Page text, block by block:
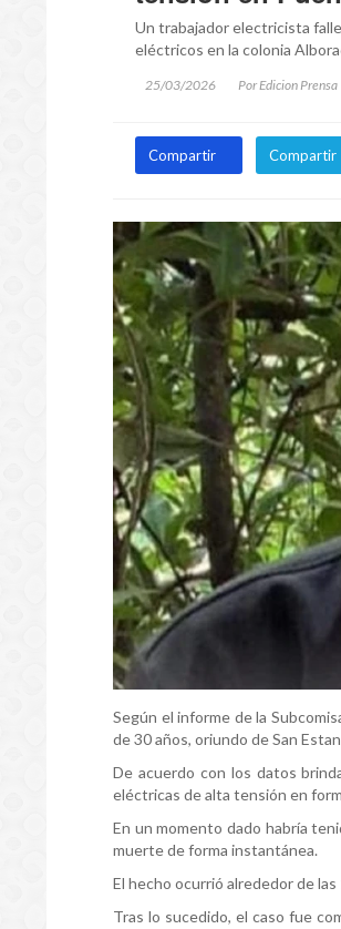
Un trabajador electricista
eléctricos en la colonia
25/03/2026 Por Edicion Prensa
Compartir Compartir
Según el informe de la
de 30 años, oriundo de San
De acuerdo con los datos
eléctricas de alta tensión en
En un momento dado habría
muerte de forma instantánea.
El hecho ocurrió alrededor de
Tras lo sucedido, el caso fue